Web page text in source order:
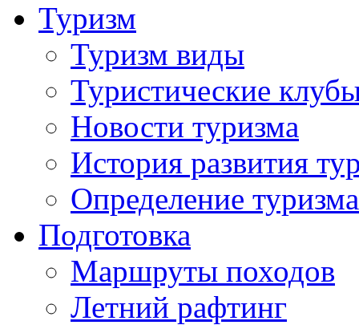
Туризм
Туризм виды
Туристические
Новости туризма
История развития
Определение туризма
Подготовка
Маршруты походов
Летний рафтинг